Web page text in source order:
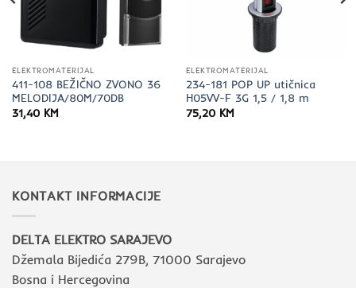
ELEKTROMATERIJAL
411-108 BEŽIČNO ZVONO 36
MELODIJA/80M/70DB
31,40 KM
ELEKTROMATERIJAL
234-181 POP UP utičnica
H05VV-F 3G 1,5 / 1,8 m
75,20 KM
KONTAKT INFORMACIJE
DELTA ELEKTRO SARAJEVO
Džemala Bijedića 279B, 71000 Sarajevo
Bosna i Hercegovina